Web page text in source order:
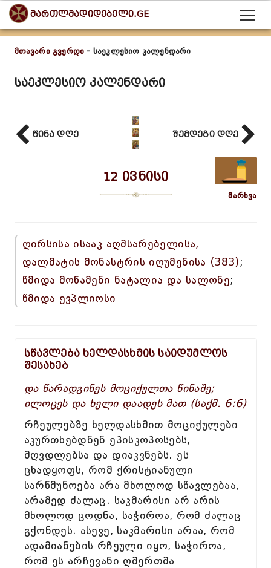
მართლმადიდებელი.GE
მთავარი გვერდი - საეკლესიო კალენდარი
საეკლესიო კალენდარი
წინა დღე შემდეგი დღე
12 ივნისი
მარხვა
ღირსისა ისააკ აღმსარებელისა,
დალმატის მონასტრის იღუმენისა (383);
წმიდა მოწამენი ნატალია და სალონე;
წმიდა ევპლიოსი
სწავლება ხელდასხმის საიდუმლოს
შესახებ
და წარადგინეს მოციქულთა წინაშე;
ილოცეს და ხელი დაადეს მათ (საქმ. 6:6)
რჩეულებზე ხელდასხმით მოციქულები
აკურთხებდნენ ეპისკოპოსებს,
მღვდლებსა და დიაკვნებს. ეს
ცხადყოფს, რომ ქრისტიანული
სარწმუნოება არა მხოლოდ სწავლებაა,
არამედ ძალაც. საკმარისი არ არის
მხოლოდ ცოდნა, საჭიროა, რომ ძალაც
გქონდეს. ასევე, საკმარისი არაა, რომ
ადამიანების რჩეული იყო, საჭიროა,
რომ ეს არჩევანი ღმერთმა